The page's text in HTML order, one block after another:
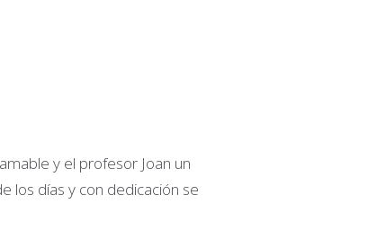
y el profesor Joan un
los días y con dedicación se